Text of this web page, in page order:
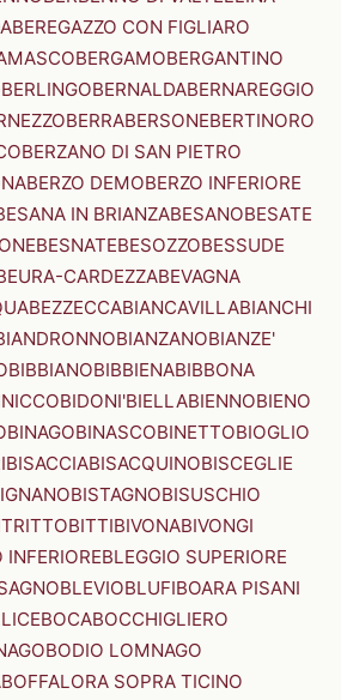
BEREGAZZO CON FIGLIARO
BERGAMOBERGANTINO
BERLINGOBERNALDABERNAREGGIO
BERRABERSONEBERTINORO
BERZANO DI SAN PIETRO
BERZO DEMOBERZO INFERIORE
IN BRIANZABESANOBESATE
BESNATEBESOZZOBESSUDE
CARDEZZABEVAGNA
BEZZECCABIANCAVILLABIANCHI
BIANZANOBIANZE'
BIBBIANOBIBBIENABIBBONA
BIDONI'BIELLABIENNOBIENO
BINAGOBINASCOBINETTOBIOGLIO
BISACCIABISACQUINOBISCEGLIE
BISTAGNOBISUSCHIO
BITTIBIVONABIVONGI
INFERIOREBLEGGIO SUPERIORE
BLEVIOBLUFIBOARA PISANI
BOCABOCCHIGLIERO
BODIO LOMNAGO
BOFFALORA SOPRA TICINO